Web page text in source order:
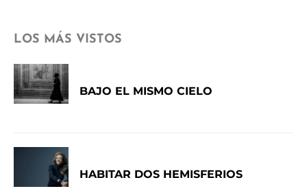
LOS MÁS VISTOS
BAJO EL MISMO CIELO
HABITAR DOS HEMISFERIOS